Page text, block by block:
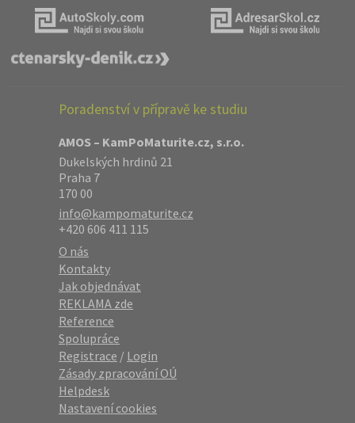
Poradenství v přípravě ke studiu
AMOS – KamPoMaturite.cz, s.r.o.
Dukelských hrdinů 21
Praha 7
170 00
info@kampomaturite.cz
+420 606 411 115
O nás
Kontakty
Jak objednávat
REKLAMA zde
Reference
Spolupráce
Registrace / Login
Zásady zpracování OÚ
Helpdesk
Nastavení cookies